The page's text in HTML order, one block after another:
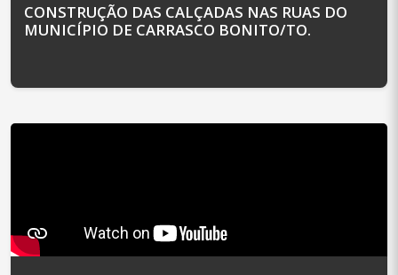
CONSTRUÇÃO DAS CALÇADAS NAS RUAS DO
MUNICÍPIO DE CARRASCO BONITO/TO.